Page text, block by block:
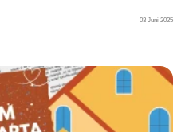
03 Juni 2025